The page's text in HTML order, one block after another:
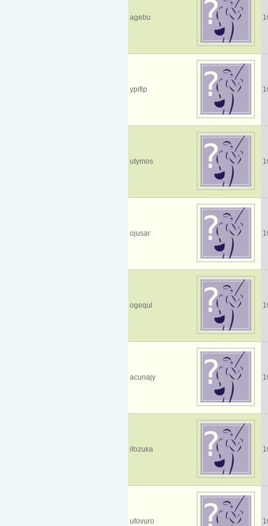
agebu
ypifip
utymos
ojusar
ogequl
acunajy
ifozuka
ufovuro